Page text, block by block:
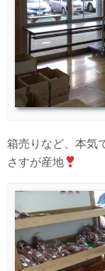
箱売りなど、本気
さすが産地